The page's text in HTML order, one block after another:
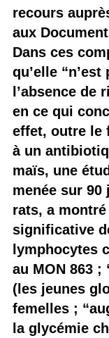
recours
aux
Dans ces
qu’elle
l’absence de
en ce qui
effet, outre le
à un
maïs, une
menée sur 90
rats, a
significative
lymphocytes
au MON 863
(les jeunes
femelles ;
la glycémie